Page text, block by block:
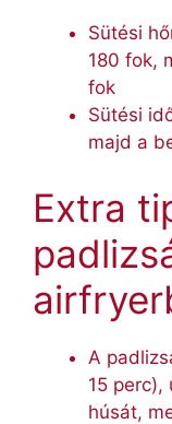
Sütési
180 fok,
fok
Sütési
majd a
Extra
A
15 perc),
húsát,